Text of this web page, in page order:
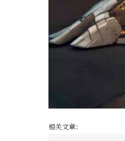
相关文章：